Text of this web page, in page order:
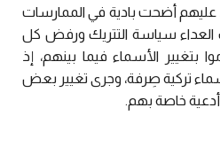
عليهم أضحت بادية في الممارسات
سياسة التتريك ورفض كل
بتغيير الأسماء فيما بينهم، إذ
تركية صِرفة، وجرى تغيير بعض
أدعية خاصة بهم.